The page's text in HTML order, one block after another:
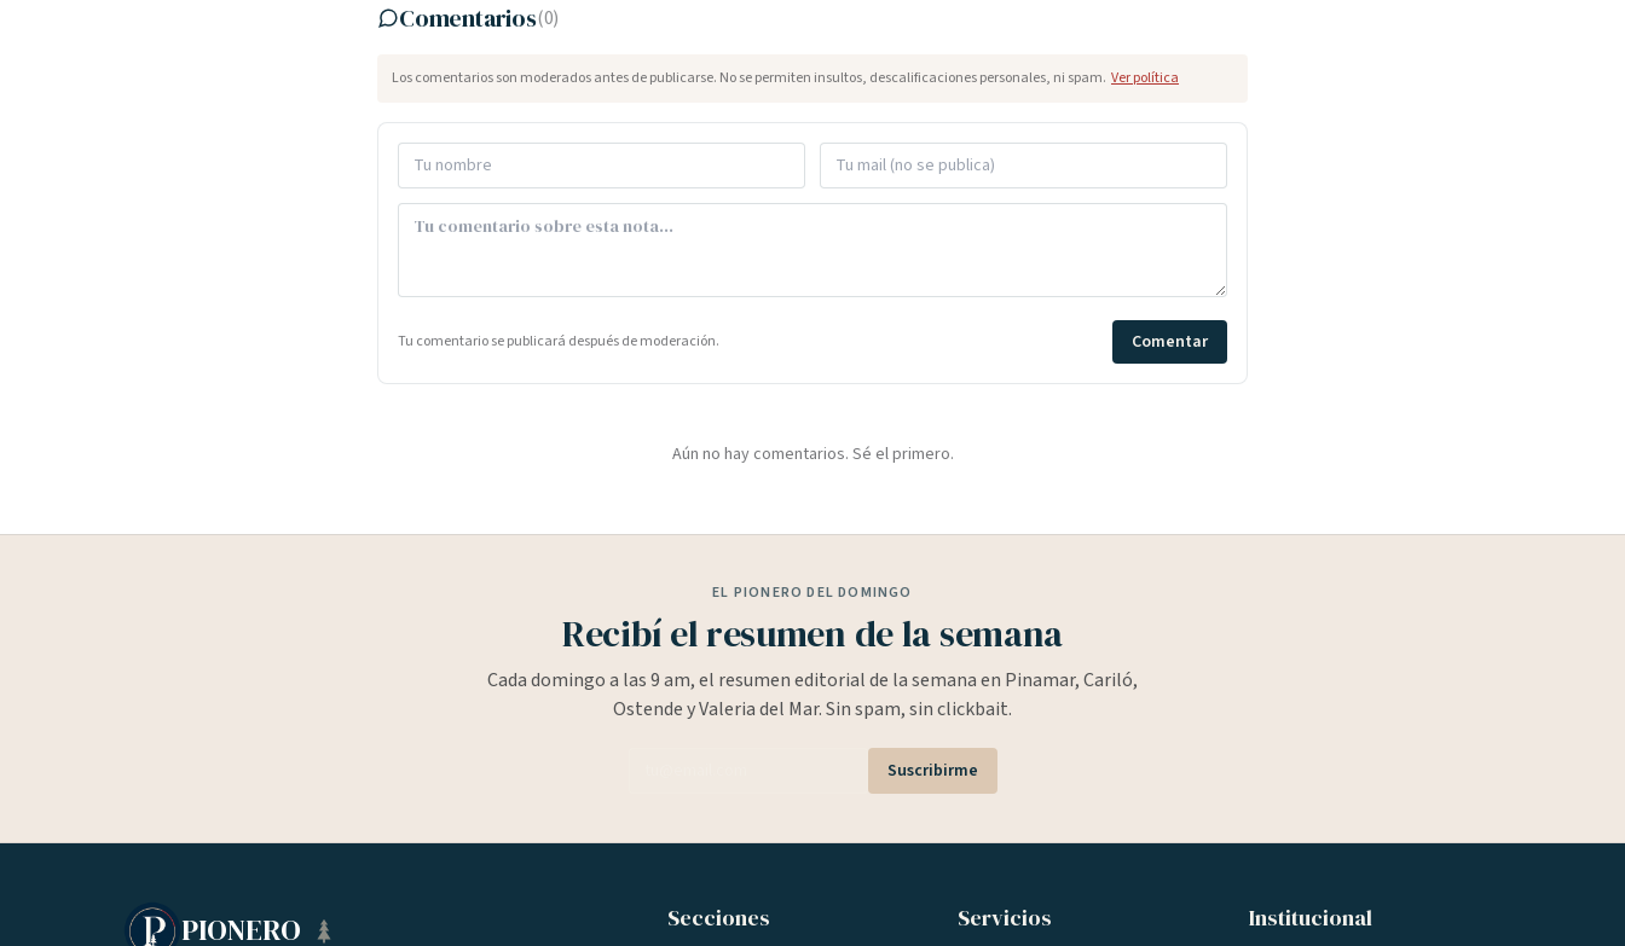
Comentarios(0)
Los comentarios son moderados antes de publicarse. No se permiten insultos, descalificaciones personales, ni spam. Ver política
Tu comentario se publicará después de moderación. Comentar
Aún no hay comentarios. Sé el primero.
EL PIONERO DEL DOMINGO
Recibí el resumen de la semana
Cada domingo a las 9 am, el resumen editorial de la semana en Pinamar, Cariló,
Ostende y Valeria del Mar. Sin spam, sin clickbait.
Suscribirme
PIONERO Secciones Servicios Institucional